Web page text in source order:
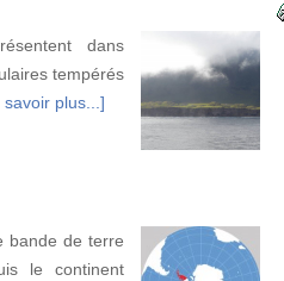
dans
tempérés
savoir plus...]
bande de terre
le continent